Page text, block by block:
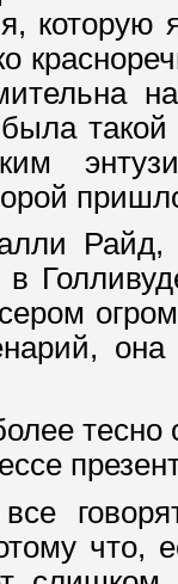
Райд,
в
что,